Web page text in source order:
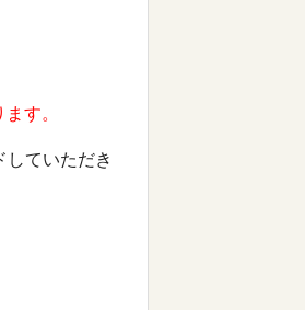
す。
ていただき